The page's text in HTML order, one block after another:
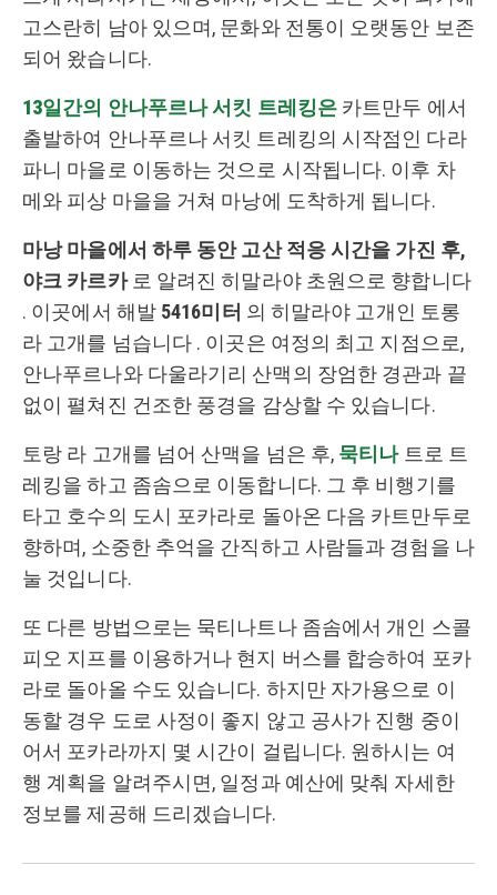
고스란히 남아 있으며, 문화와 전통이 오랫동안 보존
되어 왔습니다.
13일간의 안나푸르나 서킷 트레킹은카트만두 에서
출발하여 안나푸르나 서킷 트레킹의 시작점인 다라
파니 마을로 이동하는 것으로 시작됩니다. 이후 차
메와 피상 마을을 거쳐 마낭에 도착하게 됩니다.
마낭 마을에서 하루 동안 고산 적응 시간을 가진 후,
야크 카르카로 알려진 히말라야 초원으로 향합니다
. 이곳에서 해발 5416미터 의 히말라야 고개인 토롱
라 고개를 넘습니다 . 이곳은 여정의 최고 지점으로,
안나푸르나와 다울라기리 산맥의 장엄한 경관과 끝
없이 펼쳐진 건조한 풍경을 감상할 수 있습니다.
토랑 라 고개를 넘어 산맥을 넘은 후, 묵티나트로 트
레킹을 하고 좀솜으로 이동합니다. 그 후 비행기를
타고 호수의 도시 포카라로 돌아온 다음 카트만두로
향하며, 소중한 추억을 간직하고 사람들과 경험을 나
눌 것입니다.
또 다른 방법으로는 묵티나트나 좀솜에서 개인 스콜
피오 지프를 이용하거나 현지 버스를 합승하여 포카
라로 돌아올 수도 있습니다. 하지만 자가용으로 이
동할 경우 도로 사정이 좋지 않고 공사가 진행 중이
어서 포카라까지 몇 시간이 걸립니다. 원하시는 여
행 계획을 알려주시면, 일정과 예산에 맞춰 자세한
정보를 제공해 드리겠습니다.